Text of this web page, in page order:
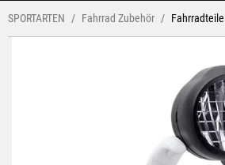
SPORTARTEN Fahrrad Zubehör Fahrradteile